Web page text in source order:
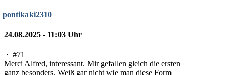
pontikaki2310
24.08.2025 - 11:03 Uhr
· #71
Merci Alfred, interessant. Mir gefallen gleich die ersten
ganz besonders. Weiß gar nicht wie man diese Form